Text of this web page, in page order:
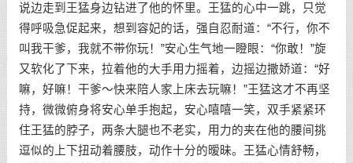
说边走到王猛身边钻进了他的怀里。王猛的心中一跳，只觉
得呼吸急促起来，想到容妃的话，强自忍耐道：“不行，你不
叫我干爹，我就不带你玩！”安心生气地一瞪眼：“你敢！”旋
又软化了下来，拉着他的大手用力摇着，边摇边撒娇道：“好
嘛，好嘛！干爹～快来陪人家上床去玩嘛！”王猛这才不再坚
持，微微俯身将安心单手抱起，安心嘻嘻一笑，双手紧紧环
住王猛的脖子，两条大腿也不老实，用力的夹在他的腰间挑
逗似的上下扭动着腰肢，动作十分的暧昧。王猛心情舒畅，